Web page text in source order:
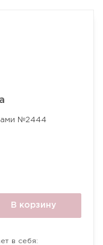
№2444
В корзину
в себя: